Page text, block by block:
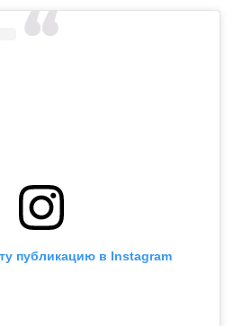
публикацию в Instagram